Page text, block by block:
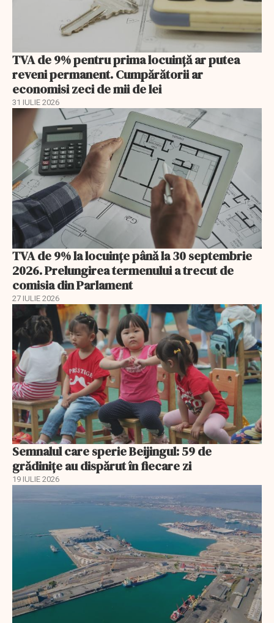
TVA de 9% pentru prima locuință ar putea
reveni permanent. Cumpărătorii ar
economisi zeci de mii de lei
31 IULIE 2026
TVA de 9% la locuințe până la 30 septembrie
2026. Prelungirea termenului a trecut de
comisia din Parlament
27 IULIE 2026
Semnalul care sperie Beijingul: 59 de
grădinițe au dispărut în fiecare zi
19 IULIE 2026